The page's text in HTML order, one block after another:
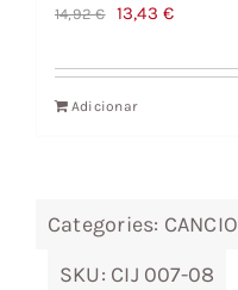
14,92€
O
original
era:
13,43€O
atual
Adicionar
Categories:
SKU: CIJ 007-08